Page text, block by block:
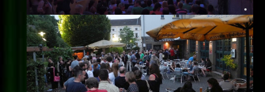
Ort
Anreise
Wetter
Kinogutschein